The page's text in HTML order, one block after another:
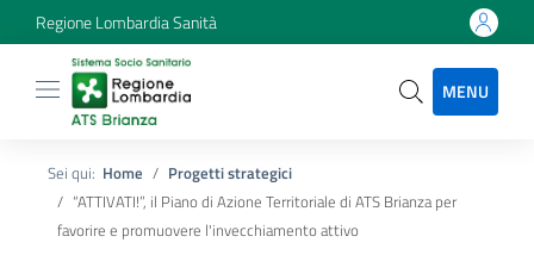
Regione Lombardia Sanità
MENU
Sei qui: Home
Progetti strategici
“ATTIVATI!”, il Piano di Azione Territoriale di ATS Brianza per
favorire e promuovere l'invecchiamento attivo